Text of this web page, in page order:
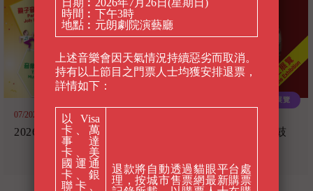
07/2026 - 08/2026
2026暑期音樂學堂
網上音樂展覽《西安鼓
日期︰2026年7月26日(星期日)
時間︰下午3時
地點︰元朗劇院演藝廳
上述音樂會因天氣情況持續惡劣而取消。
持有以上節目之門票人士均獲安排退票，
詳情如下：
以 Visa
卡、萬
事達
卡、美
國運通
卡、銀
聯卡、
退款將自動透過貓眼平台處
理，按城市售票網最新購票